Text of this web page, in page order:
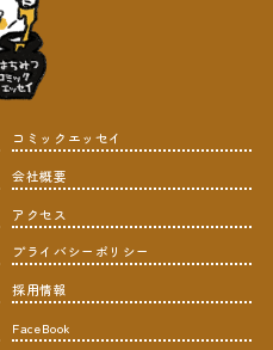
コミックエッセイ
会社概要
アクセス
プライバシーポリシー
採用情報
FaceBook